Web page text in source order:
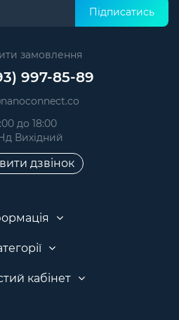
Підписатись
замовлення
997-85-89
до 18:00
Вихідний
дзвінок
кабінет